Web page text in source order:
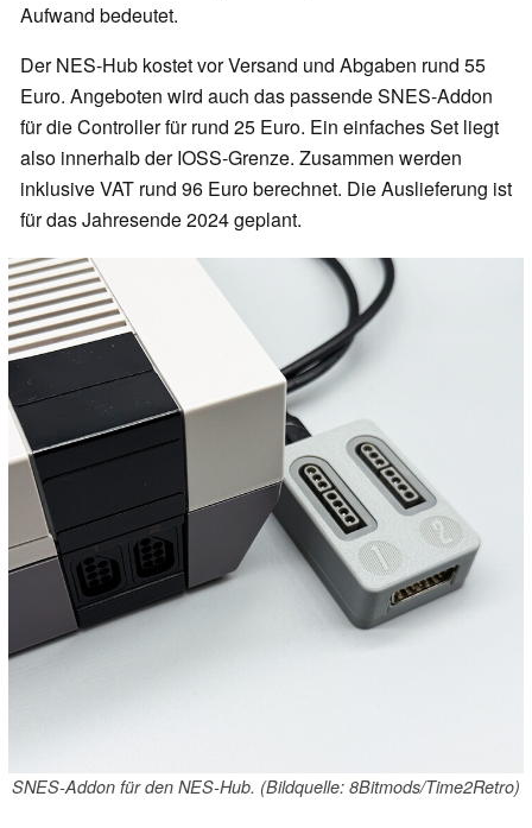
Aufwand bedeutet.
Der NES-Hub kostet vor Versand und Abgaben rund 55
Euro. Angeboten wird auch das passende SNES-Addon
für die Controller für rund 25 Euro. Ein einfaches Set liegt
also innerhalb der IOSS-Grenze. Zusammen werden
inklusive VAT rund 96 Euro berechnet. Die Auslieferung ist
für das Jahresende 2024 geplant.
SNES-Addon für den NES-Hub. (Bildquelle: 8Bitmods/Time2Retro)